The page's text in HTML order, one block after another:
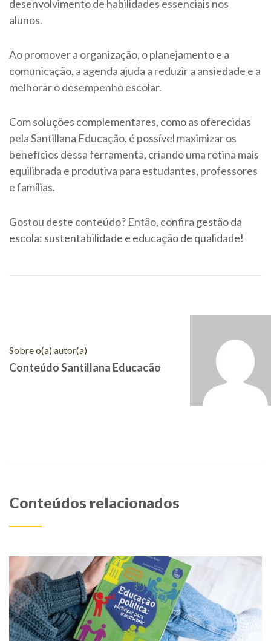
desenvolvimento de habilidades essenciais nos
alunos.
Ao promover a organização, o planejamento e a
comunicação, a agenda ajuda a reduzir a ansiedade e a
melhorar o desempenho escolar.
Com soluções complementares, como as oferecidas
pela Santillana Educação, é possível maximizar os
benefícios dessa ferramenta, criando uma rotina mais
equilibrada e produtiva para estudantes, professores
e famílias.
Gostou deste conteúdo? Então, confira gestão da
escola: sustentabilidade e educação de qualidade!
Sobre o(a) autor(a)
Conteúdo Santillana Educacão
Conteúdos relacionados